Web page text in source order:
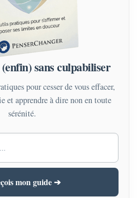
sans culpabiliser
pour cesser de vous effacer,
et apprendre à dire non en toute
sérénité.
mon guide ➔